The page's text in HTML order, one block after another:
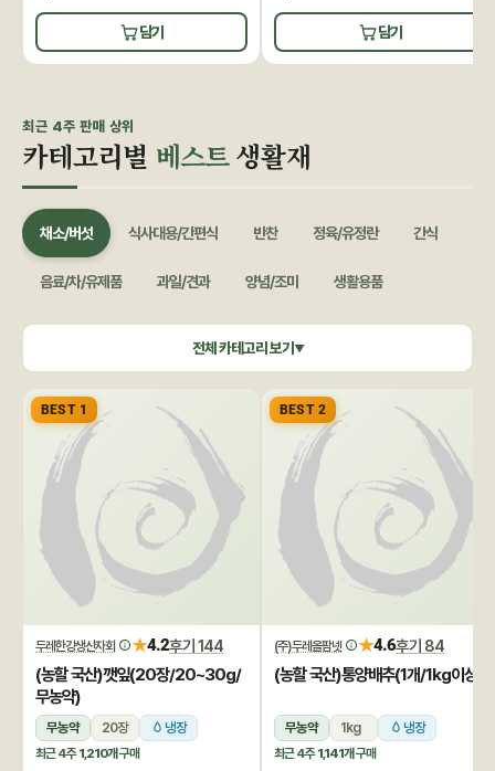
담기 담기
최근 4주 판매 상위
카테고리별 베스트생활재
채소/버섯 식사대용/간편식 반찬 정육/유정란 간식
음료/차/유제품 과일/견과 양념/조미 생활용품
쌀/잡곡 수산/건어물 공정무역(민중교역) 건강식품/꿀
전체 카테고리 보기▼
BEST 1
두레한강생산자회 ★4.2후기 144
(농할 국산)깻잎(20장/20~30g/
무농약)
무농약 20장 냉장
최근 4주1,210개 구매
BEST 2
(주)두레올팜넷 ★4.6후기 84
(농할 국산)통양배추(1개/1kg이상)
무농약 1kg 냉장
최근 4주1,141개 구매